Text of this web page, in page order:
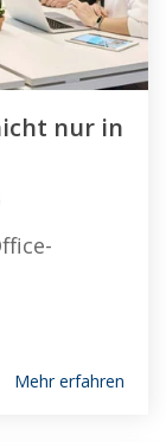
nur in
Mehr erfahren